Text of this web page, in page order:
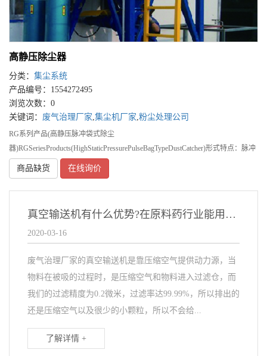
高静压除尘器
分类： 集尘系统
产品编号：1554272495
浏览次数：0
关键词： 废气治理厂家,集尘机厂家,粉尘处理公司
RG系列产品(高静压脉冲袋式除尘
器)RGSeriesProducts(HighStaticPressurePulseBagTypeDustCatcher)形式特点：脉冲
电磁阀清灰、漏斗式、高压风机。适用范围：P
商品缺货 在线询价
真空输送机有什么优势?在原料药行业能用吗?
2020-03-16
废气治理厂家的真空输送机是靠压缩空气提供动力源，当
物料在被吸的过程时，是压缩空气和物料进入过滤仓，而
我们的过滤精度为0.2微米，过滤率达99.99%，所以排出的
还是压缩空气以及很少的小颗粒，所以不会给...
了解详情 +